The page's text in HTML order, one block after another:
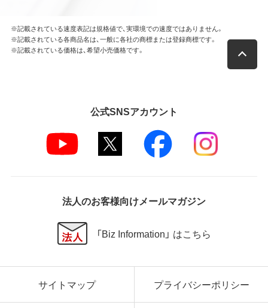
※記載されている速度表記は規格値で、実環境での速度ではありません。
※記載されている各商品名は、一般に各社の商標または登録商標です。
※記載されている価格は、希望小売価格です。
公式SNSアカウント
法人のお客様向けメールマガジン
「Biz Information」 はこちら
サイトマップ プライバシーポリシー